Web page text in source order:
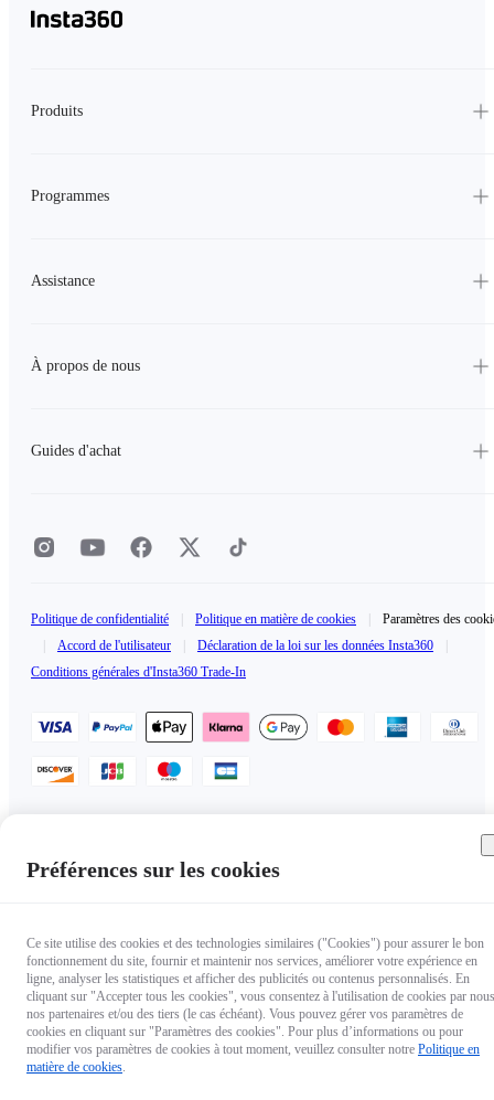
Produits
Programmes
Assistance
À propos de nous
Guides d'achat
Politique de confidentialité Politique en matière de cookies
Paramètres des
Accord de l'utilisateur Déclaration de la loi sur les données Insta360
Conditions générales d'Insta360 Trade-In
Copyright © 2025 Insta360 All rights reserved.
Préférences sur les cookies
Ce site utilise des cookies et des technologies similaires ("Cookies") pour assurer le bon
fonctionnement du site, fournir et maintenir nos services, améliorer votre expérience en
ligne, analyser les statistiques et afficher des publicités ou contenus personnalisés. En
cliquant sur "Accepter tous les cookies", vous consentez à l'utilisation de cookies par
nos partenaires et/ou des tiers (le cas échéant). Vous pouvez gérer vos paramètres de
cookies en cliquant sur "Paramètres des cookies". Pour plus d’informations ou pour
modifier vos paramètres de cookies à tout moment, veuillez consulter notre Politique en
matière de cookies.